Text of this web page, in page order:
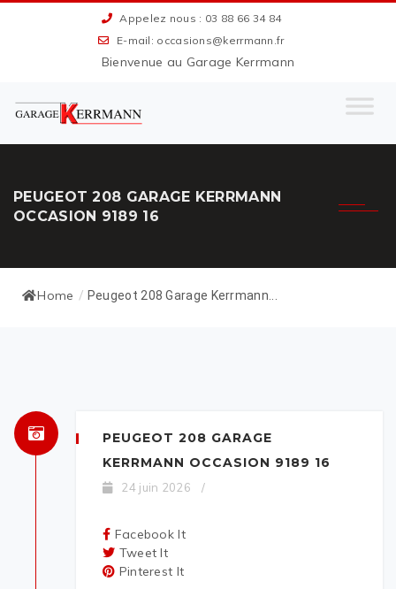
Appelez nous : 03 88 66 34 84
E-mail: occasions@kerrmann.fr
Bienvenue au Garage Kerrmann
PEUGEOT 208 GARAGE KERRMANN
OCCASION 9189 16
Home / Peugeot 208 Garage Kerrmann...
PEUGEOT 208 GARAGE
KERRMANN OCCASION 9189 16
24 juin 2026 /
Facebook It
Tweet It
Pinterest It